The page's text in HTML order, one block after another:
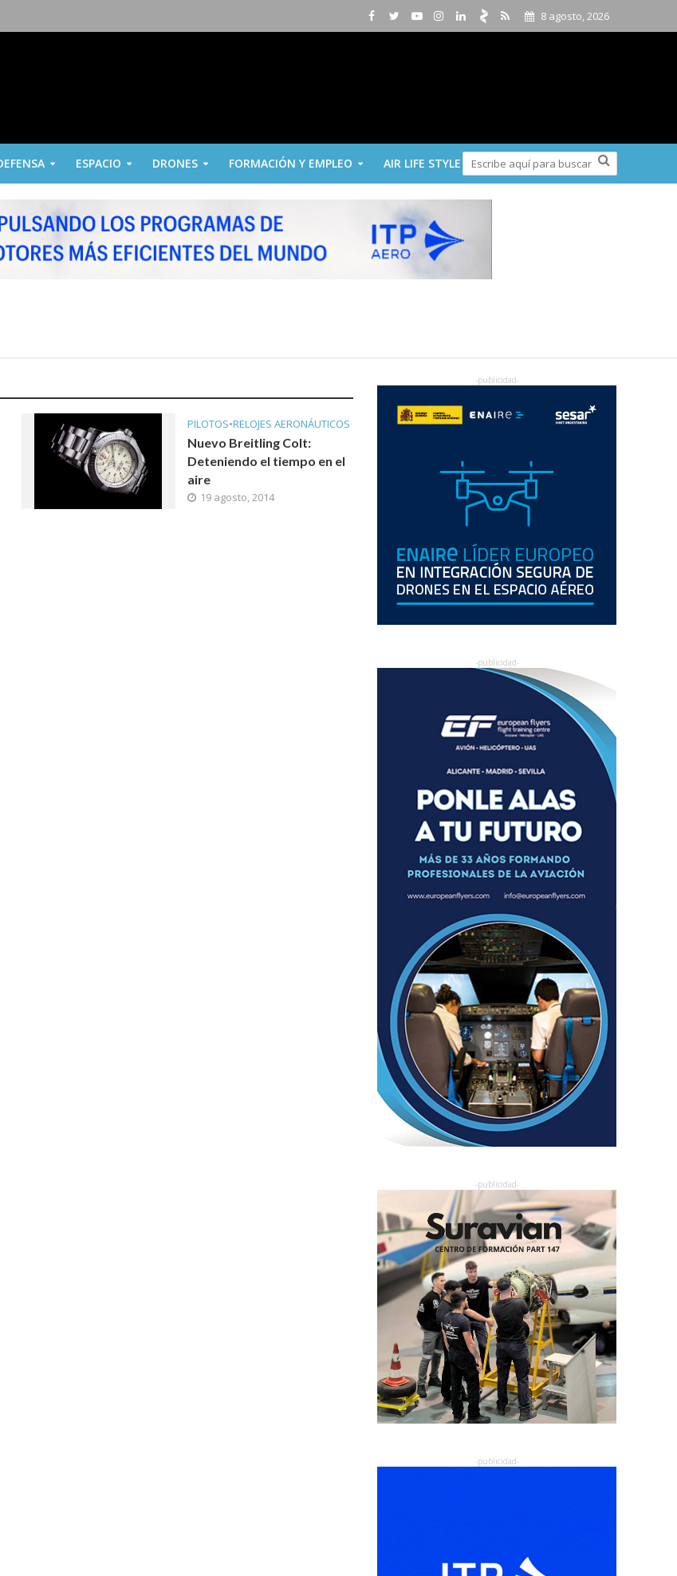
8 agosto, 2026
ESPACIO DRONES FORMACIÓN Y EMPLEO AIR LIFE STYLE
PILOTOS•RELOJES AERONÁUTICOS
Nuevo Breitling Colt:
Deteniendo el tiempo en el
aire
19 agosto, 2014